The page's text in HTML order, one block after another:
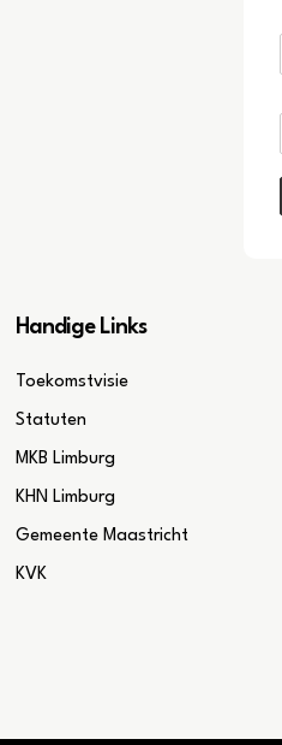
Handige Links
Toekomstvisie
Statuten
MKB Limburg
KHN Limburg
Gemeente Maastricht
KVK